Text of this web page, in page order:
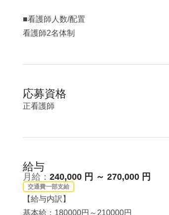
■看護師人数/配置
看護師2名体制
応募資格
正看護師
給与
月給： 240,000 円 ～ 270,000 円
交通費一部支給
【給与内訳】
基本給：180000円～210000円